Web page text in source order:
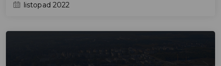
listopad 2022